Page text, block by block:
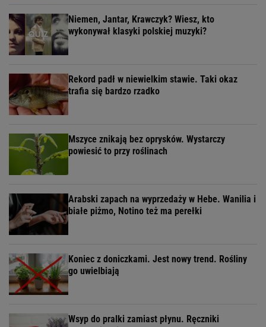
Niemen, Jantar, Krawczyk? Wiesz, kto
wykonywał klasyki polskiej muzyki?
Rekord padł w niewielkim stawie. Taki okaz
trafia się bardzo rzadko
Mszyce znikają bez oprysków. Wystarczy
powiesić to przy roślinach
Arabski zapach na wyprzedaży w Hebe. Wanilia i
białe piżmo, Notino też ma perełki
Koniec z doniczkami. Jest nowy trend. Rośliny
go uwielbiają
Wsyp do pralki zamiast płynu. Ręczniki